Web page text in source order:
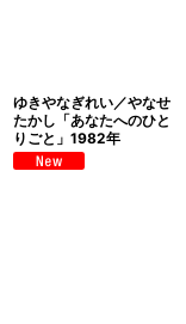
ゆきやなぎれい／やなせ
たかし「あなたへのひと
りごと」1982年